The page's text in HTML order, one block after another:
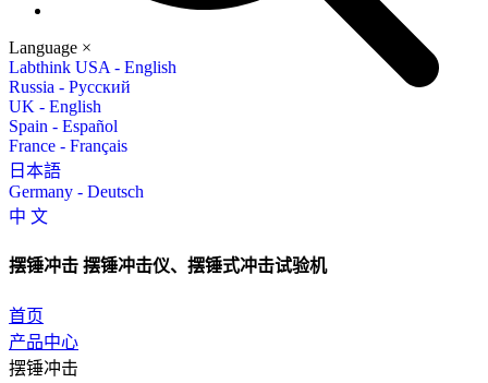
Language ×
Labthink USA - English
Russia - Русский
UK - English
Spain - Español
France - Français
日本語
Germany - Deutsch
中 文
摆锤冲击 摆锤冲击仪、摆锤式冲击试验机
首页
产品中心
摆锤冲击